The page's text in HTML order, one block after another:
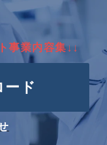
事業内容集↓↓
ード